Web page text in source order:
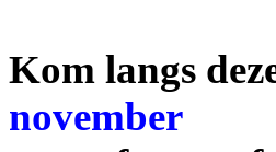
Kom langs
november